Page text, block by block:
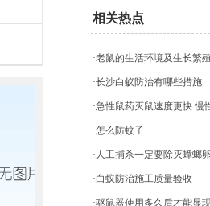
相关热点
·老鼠的生活环境及生长繁
·长沙白蚁防治有哪些措施
·急性鼠药灭鼠速度更快 慢
·怎么防蚊子
·人工捕杀一定要除灭蟑螂
·白蚁防治施工质量验收
·驱鼠器使用多久后才能显